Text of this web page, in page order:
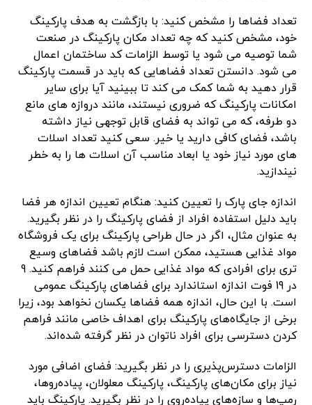
تعداد فضاها را مشخص کنید: با بازگشت به هدف پارکینگ
خود، مشخص کنید که چه تعداد مکان پارکینگ در صنعت
شما توصیه می شود یا توسط الزامات کد ساختمان اعمال
می شود. دانستن تعداد فضاهایی که باید در قسمت پارکینگ
قرار دهید به شما کمک می کند تا ببینید آیا برای سایر
امکانات پارکینگ که ضروری نیستند، مانند دروازه های مانع
دو طرفه، که می تواند به فضای قابل توجهی نیاز داشته
باشد، فضای کافی دارید یا خیر. سعی کنید تعداد اسلات
های مورد نیاز خود یا ابعاد مناسب آن اسلات ها را به خطر
نیندازید.
اندازه جای پارک را تعیین کنید: هنگام تعیین اندازه هر فضا
باید دلیل استفاده افراد از فضای پارکینگ را در نظر بگیرید.
به عنوان مثال، اگر در حال طراحی پارکینگ برای یک فروشگاه
مواد غذایی هستید، ممکن است لازم باشد فضاهای وسیع
تری برای افرادی که مواد غذایی حمل می کنند فراهم کنید. 9
در 19 فوت اندازه استاندارد برای فضاهای پارکینگ عمومی
است. با این حال، اندازه همه فضاها یکسان نخواهد بود، زیرا
برخی از جایگاه‌های پارکینگ برای اهداف خاصی مانند فراهم
کردن دسترسی برای افراد ناتوان در نظر گرفته شده‌اند.
الزامات دسترس‌پذیری را در نظر بگیرید: فضای اضافی مورد
نیاز برای مکان‌های پارکینگ، پارکینگ معلولان، پیاده‌روها،
رمپ‌ها و سازه‌های پیاده‌روی را در نظر بگیرید. پارکینگ باید